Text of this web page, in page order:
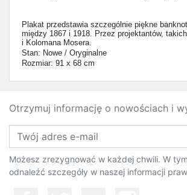
Plakat przedstawia szczególnie piękne
między 1867 i 1918. Przez projektantów,
i Kolomana Mosera.
Stan: Nowe / Oryginalne
Rozmiar: 91 x 68 cm
Otrzymuj informację o nowościach i
Możesz zrezygnować w każdej chwili. W
odnaleźć szczegóły w naszej informacji